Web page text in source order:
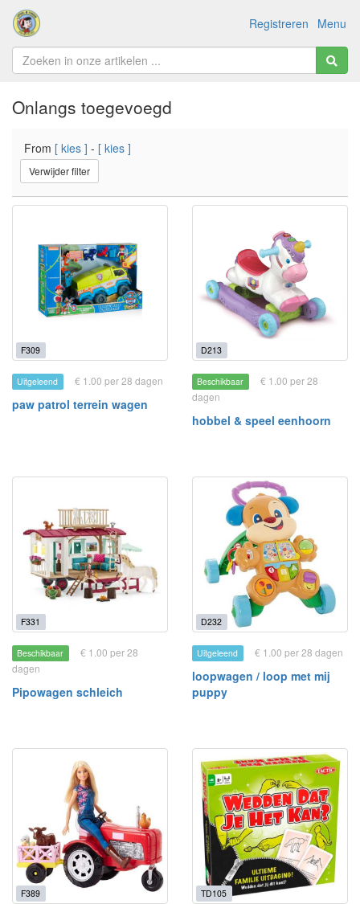
Menu
Registreren
Onlangs toegevoegd
From [ kies ] - [ kies ]
Verwijder filter
F309
Uitgeleend € 1.00 per 28 dagen
paw patrol terrein wagen
D213
Beschikbaar
€ 1.00 per 28
dagen
hobbel & speel eenhoorn
F331
Beschikbaar
€ 1.00 per 28
dagen
Pipowagen schleich
D232
Uitgeleend € 1.00 per 28 dagen
loopwagen / loop met mij
puppy
F389 TD105